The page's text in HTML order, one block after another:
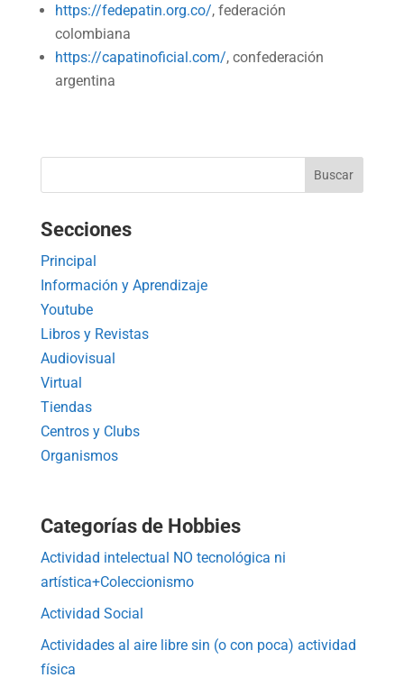
https://fedepatin.org.co/, federación
colombiana
https://capatinoficial.com/, confederación
argentina
Secciones
Principal
Información y Aprendizaje
Youtube
Libros y Revistas
Audiovisual
Virtual
Tiendas
Centros y Clubs
Organismos
Categorías de Hobbies
Actividad intelectual NO tecnológica ni
artística+Coleccionismo
Actividad Social
Actividades al aire libre sin (o con poca) actividad
física